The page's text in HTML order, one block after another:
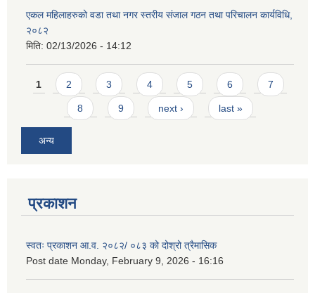
एकल महिलाहरुको वडा तथा नगर स्तरीय संजाल गठन तथा परिचालन कार्यविधि,
२०८२
मिति: 02/13/2026 - 14:12
Pages
1 2 3 4 5 6 7
8 9 next › last »
अन्य
प्रकाशन
स्वतः प्रकाशन आ.व. २०८२/ ०८३ को दोश्रो त्रैमासिक
Post date Monday, February 9, 2026 - 16:16